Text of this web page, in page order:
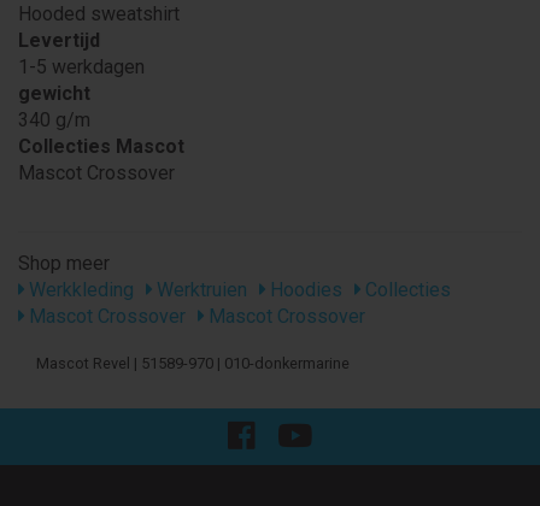
Hooded sweatshirt
Levertijd
1-5 werkdagen
gewicht
340 g/m
Collecties Mascot
Mascot Crossover
Shop meer
Werkkleding
Werktruien Hoodies
Collecties
Mascot Crossover
Mascot Crossover
Mascot Revel | 51589-970 | 010-donkermarine